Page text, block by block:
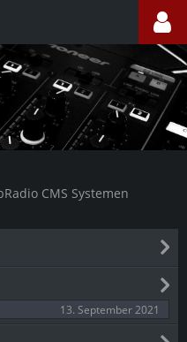
CMS Systemen
13. September 2021